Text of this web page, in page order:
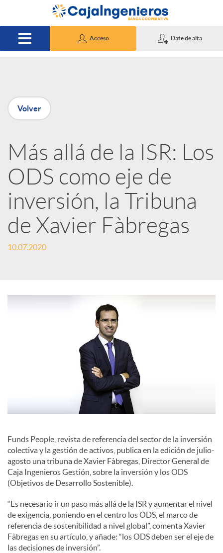
Saltar al contenido principal
Acceso Date de alta
P
u
b
l
i
c
d
e
c
o
n
Volver
Más allá de la ISR: Los
ODS como eje de
inversión, la Tribuna
de Xavier Fàbregas
10.07.2020
Funds People, revista de referencia del sector de la inversión
colectiva y la gestión de activos, publica en la edición de julio-
agosto una tribuna de Xavier Fàbregas, Director General de
Caja Ingenieros Gestión, sobre la inversión y los ODS
(Objetivos de Desarrollo Sostenible).
“Es necesario ir un paso más allá de la ISR y aumentar el nivel
de exigencia, poniendo en el centro los ODS, el marco de
referencia de sostenibilidad a nivel global”, comenta Xavier
Fàbregas en su artículo, y añade: “los ODS deben ser el eje de
las decisiones de inversión”.